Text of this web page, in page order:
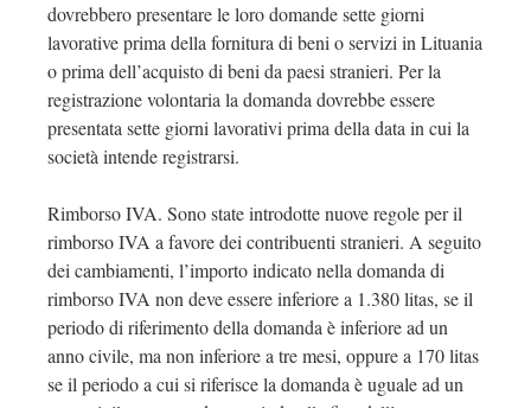
dovrebbero presentare le loro domande sette giorni
lavorative prima della fornitura di beni o servizi in Lituania
o prima dell’acquisto di beni da paesi stranieri. Per la
registrazione volontaria la domanda dovrebbe essere
presentata sette giorni lavorativi prima della data in cui la
società intende registrarsi.
Rimborso IVA. Sono state introdotte nuove regole per il
rimborso IVA a favore dei contribuenti stranieri. A seguito
dei cambiamenti, l’importo indicato nella domanda di
rimborso IVA non deve essere inferiore a 1.380 litas, se il
periodo di riferimento della domanda è inferiore ad un
anno civile, ma non inferiore a tre mesi, oppure a 170 litas
se il periodo a cui si riferisce la domanda è uguale ad un